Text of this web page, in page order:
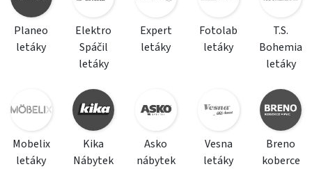
Planeo
letáky
Elektro
Spáčil
letáky
Expert
letáky
Fotolab
letáky
T.S.
Bohemia
letáky
Mobelix
letáky
Kika
Nábytek
Asko
nábytek
Vesna
letáky
Breno
koberce